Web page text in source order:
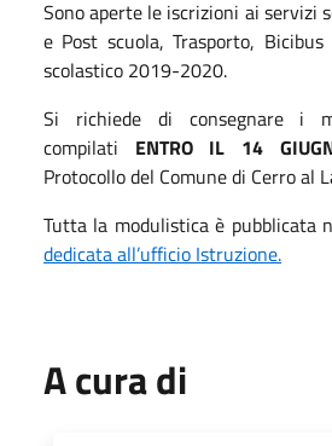
Sono aperte le iscrizioni ai servizi
e Post scuola, Trasporto, Bicibus
scolastico 2019-2020.
Si richiede di consegnare i
compilati ENTRO IL 14
Protocollo del Comune di Cerro al
Tutta la modulistica è pubblicata
dedicata all’ufficio Istruzione.
A cura di